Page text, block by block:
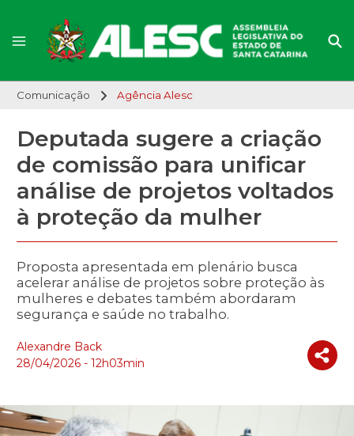
Comunicação Agência Alesc
Deputada sugere a criação
de comissão para unificar
análise de projetos voltados
à proteção da mulher
Proposta apresentada em plenário busca
acelerar análise de projetos sobre proteção às
mulheres e debates também abordaram
segurança e saúde no trabalho.
Alexandre Back
28/04/2026 - 12h03min